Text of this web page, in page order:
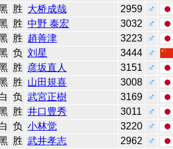
胜 大桥成哉 2959
♂
胜 中野 泰宏 3032
♂
胜 趙善津 3223
♂
负 刘星 3444
♂
胜 彦坂直人 3151
♂
胜 山田規喜 3008
♂
负 武宮正樹 3169
♂
胜 井口豊秀 3011
♂
负 小林觉 3220
♂
胜 武井孝志 2962
♂